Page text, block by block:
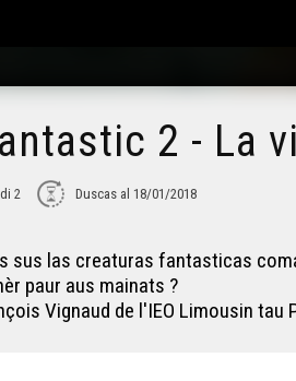
2 - La
2 Duscas al 18/01/2018
sus las creaturas fantasticas
paur aus mainats ?
Vignaud de l'IEO Limousin tau